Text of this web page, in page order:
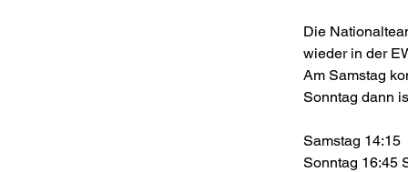
Die
wieder in der
Am Samstag
Sonntag dann
Samstag 14:15
Sonntag 16:45